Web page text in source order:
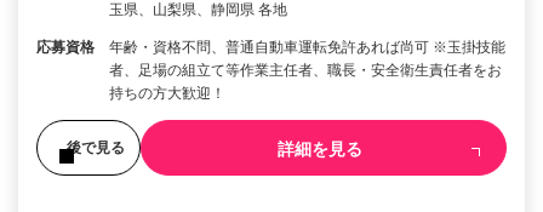
玉県、山梨県、静岡県 各地
応募資格
年齢・資格不問、普通自動車運転免許あれば尚可 ※玉掛技能
者、足場の組立て等作業主任者、職長・安全衛生責任者をお
持ちの方大歓迎！
後で見る 詳細を見る